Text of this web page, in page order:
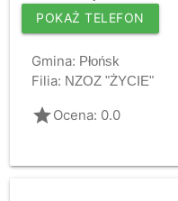
POKAŻ TELEFON
Gmina: Płońsk
Filia: NZOZ "ŻYCIE"
gradeOcena: 0.0